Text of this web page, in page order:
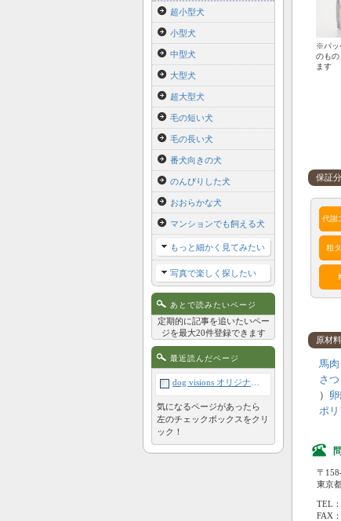
※パッ
のもの
ます
保証
代謝
粗
鶏
サ
穀
原材料
馬肉
さ
）
ポ
〒
東京
TEL
FAX
超小型犬
小型犬
中型犬
大型犬
超大型犬
毛の短い犬
毛の長い犬
番犬向きの犬
のんびりした犬
おおらかな犬
マンションでも飼える犬
もっと細かく見てみたい
写真で楽しく探したい
あとで読みたいページ
定期的に記事を追いたいペー
ジを最大20件登録できます
最近読んだページ
気になるページがあったら
左のチェックボックスをクリ
ック！